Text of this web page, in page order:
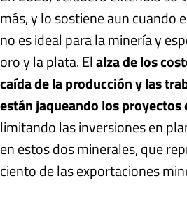
más, y lo sostiene aun cuando
no es ideal para la minería y
oro y la plata. Elalza de los
caída de la producción y las
están jaqueando los
limitando las inversiones en
en estos dos minerales, que
ciento de las exportaciones